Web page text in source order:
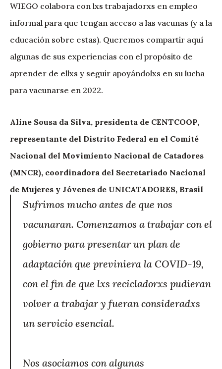
WIEGO colabora con lxs trabajadorxs en empleo
informal para que tengan acceso a las vacunas (y a la
educación sobre estas). Queremos compartir aquí
algunas de sus experiencias con el propósito de
aprender de ellxs y seguir apoyándolxs en su lucha
para vacunarse en 2022.
Aline Sousa da Silva, presidenta de CENTCOOP,
representante del Distrito Federal en el Comité
Nacional del Movimiento Nacional de Catadores
(MNCR), coordinadora del Secretariado Nacional
de Mujeres y Jóvenes de UNICATADORES, Brasil
Sufrimos mucho antes de que nos
vacunaran. Comenzamos a trabajar con el
gobierno para presentar un plan de
adaptación que previniera la COVID-19,
con el fin de que lxs recicladorxs pudieran
volver a trabajar y fueran consideradxs
un servicio esencial.
Nos asociamos con algunas